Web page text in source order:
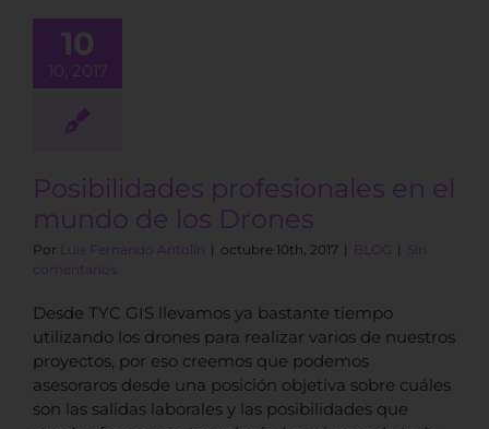
10
10, 2017
en
de los
Posibilidades profesionales en el
mundo de los Drones
Por Luis Fernando Antolín | octubre 10th, 2017 | BLOG | Sin
comentarios
Desde TYC GIS llevamos ya bastante tiempo
utilizando los drones para realizar varios de nuestros
proyectos, por eso creemos que podemos
asesoraros desde una posición objetiva sobre cuáles
son las salidas laborales y las posibilidades que